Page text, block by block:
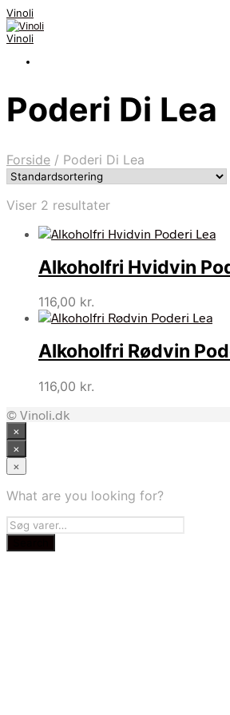
Vinoli
Vinoli
Poderi Di Lea
Forside / Poderi Di Lea
Viser 2 resultater
Alkoholfri Hvidvin
116,00 kr.
Alkoholfri Rødvin
116,00 kr.
© Vinoli.dk
×
×
×
What are you looking for?